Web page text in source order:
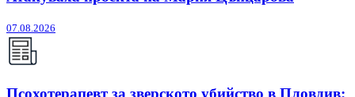
07.08.2026
Псохотерапевт за зверското убийство в Пловдив: